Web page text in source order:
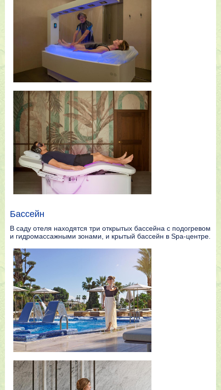
Бассейн
В саду отеля находятся три открытых бассейна с подогревом
и гидромассажными зонами, и крытый бассейн в Spa-центре.